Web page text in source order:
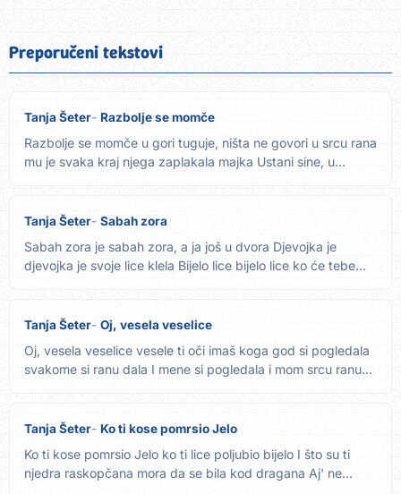
Preporučeni tekstovi
Tanja Šeter Razbolje se momče
Razbolje se momče u gori tuguje, ništa ne govori u srcu rana
mu je svaka kraj njega zaplakala majka Ustani sine, u...
Tanja Šeter Sabah zora
Sabah zora je sabah zora, a ja još u dvora Djevojka je
djevojka je svoje lice klela Bijelo lice bijelo lice ko će tebe...
Tanja Šeter Oj, vesela veselice
Oj, vesela veselice vesele ti oči imaš koga god si pogledala
svakome si ranu dala I mene si pogledala i mom srcu ranu...
Tanja Šeter Ko ti kose pomrsio Jelo
Ko ti kose pomrsio Jelo ko ti lice poljubio bijelo I što su ti
njedra raskopčana mora da se bila kod dragana Aj' ne...